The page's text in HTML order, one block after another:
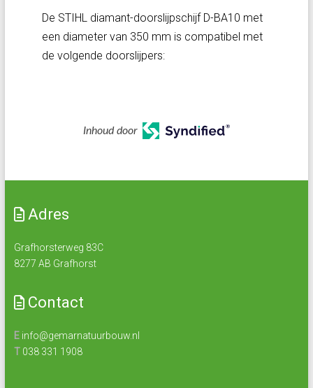
De STIHL diamant-doorslijpschijf D-BA10 met
een diameter van 350 mm is compatibel met
de volgende doorslijpers:
Inhoud door
Adres
Grafhorsterweg 83C
8277 AB Grafhorst
Contact
E info@gemarnatuurbouw.nl
T 038 331 1908